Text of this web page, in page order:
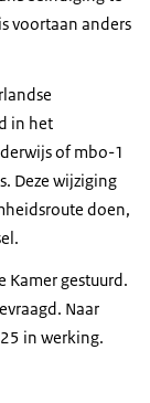
voortaan anders
in het
of mbo-1
Deze wijziging
doen,
Kamer gestuurd.
Naar
in werking.